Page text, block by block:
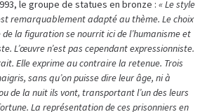
le groupe de statues en bronze : « Le style
remarquablement adapté au thème. Le choix
la figuration se nourrit ici de l’humanisme et
L’œuvre n’est pas cependant expressionniste.
Elle exprime au contraire la retenue. Trois
sans qu’on puisse dire leur âge, ni à
de la nuit ils vont, transportant l’un des leurs
La représentation de ces prisonniers en